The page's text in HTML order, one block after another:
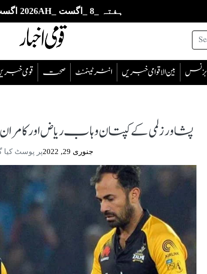
ہفتہ _8 _اگست _2026AH اگست 8, 2026
قومی صحت انٹرٹینمنٹ بین الاقوامی خبریں بزنس
پشاور زلمی کے کپتان وہاب ریاض اور
جنوری 29, 2022 پر پوسٹ کیا